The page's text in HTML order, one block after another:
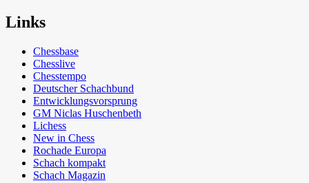
Links
Chessbase
Chesslive
Chesstempo
Deutscher Schachbund
Entwicklungsvorsprung
GM Niclas Huschenbeth
Lichess
New in Chess
Rochade Europa
Schach kompakt
Schach Magazin